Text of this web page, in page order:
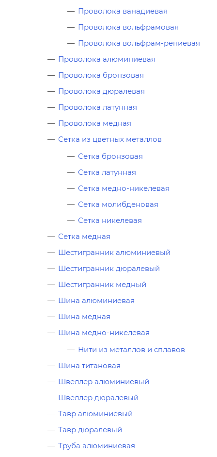
Проволока ванадиевая
Проволока вольфрамовая
Проволока вольфрам-рениевая
Проволока алюминиевая
Проволока бронзовая
Проволока дюралевая
Проволока латунная
Проволока медная
Сетка из цветных металлов
Сетка бронзовая
Сетка латунная
Сетка медно-никелевая
Сетка молибденовая
Сетка никелевая
Сетка медная
Шестигранник алюминиевый
Шестигранник дюралевый
Шестигранник медный
Шина алюминиевая
Шина медная
Шина медно-никелевая
Нити из металлов и сплавов
Шина титановая
Швеллер алюминиевый
Швеллер дюралевый
Тавр алюминиевый
Тавр дюралевый
Труба алюминиевая